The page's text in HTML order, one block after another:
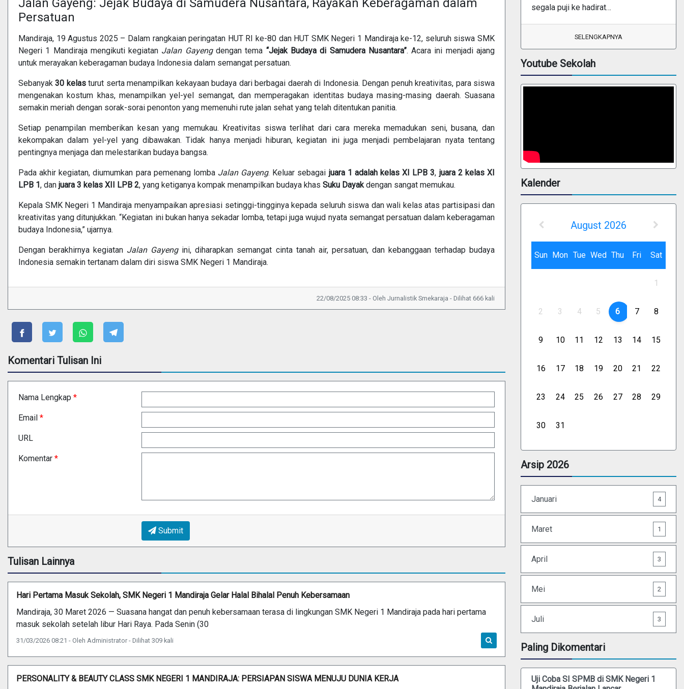
Jalan Gayeng: Jejak Budaya di Samudera Nusantara, Rayakan Keberagaman dalam
Persatuan
Mandiraja, 19 Agustus 2025 – Dalam rangkaian peringatan HUT RI ke-80 dan HUT SMK Negeri 1 Mandiraja ke-12, seluruh siswa SMK
Negeri 1 Mandiraja mengikuti kegiatan Jalan Gayengdengan tema “Jejak Budaya di Samudera Nusantara”. Acara ini menjadi ajang
untuk merayakan keberagaman budaya Indonesia dalam semangat persatuan.
Sebanyak30 kelasturut serta menampilkan kekayaan budaya dari berbagai daerah di Indonesia. Dengan penuh kreativitas, para siswa
mengenakan kostum khas, menampilkan yel-yel semangat, dan memperagakan identitas budaya masing-masing daerah. Suasana
semakin meriah dengan sorak-sorai penonton yang memenuhi rute jalan sehat yang telah ditentukan panitia.
Setiap penampilan memberikan kesan yang memukau. Kreativitas siswa terlihat dari cara mereka memadukan seni, busana, dan
kekompakan dalam yel-yel yang dibawakan. Tidak hanya menjadi hiburan, kegiatan ini juga menjadi pembelajaran nyata tentang
pentingnya menjaga dan melestarikan budaya bangsa.
Pada akhir kegiatan, diumumkan para pemenang lomba Jalan Gayeng. Keluar sebagai juara 1 adalah kelas XI LPB 3, juara 2 kelas XI
LPB 1, dan juara 3 kelas XII LPB 2, yang ketiganya kompak menampilkan budaya khas Suku Dayakdengan sangat memukau.
Kepala SMK Negeri 1 Mandiraja menyampaikan apresiasi setinggi-tingginya kepada seluruh siswa dan wali kelas atas partisipasi dan
kreativitas yang ditunjukkan. “Kegiatan ini bukan hanya sekadar lomba, tetapi juga wujud nyata semangat persatuan dalam keberagaman
budaya Indonesia,” ujarnya.
Dengan berakhirnya kegiatan Jalan Gayengini, diharapkan semangat cinta tanah air, persatuan, dan kebanggaan terhadap budaya
Indonesia semakin tertanam dalam diri siswa SMK Negeri 1 Mandiraja.
22/08/2025 08:33 - Oleh Jurnalistik Smekaraja - Dilihat 666 kali
Komentari Tulisan Ini
Nama Lengkap *
Email *
URL
Komentar *
Submit
Tulisan Lainnya
Hari Pertama Masuk Sekolah, SMK Negeri 1 Mandiraja Gelar Halal Bihalal Penuh Kebersamaan
Mandiraja, 30 Maret 2026 — Suasana hangat dan penuh kebersamaan terasa di lingkungan SMK Negeri 1 Mandiraja pada hari pertama
masuk sekolah setelah libur Hari Raya. Pada Senin (30
31/03/2026 08:21 - Oleh Administrator - Dilihat 309 kali
PERSONALITY & BEAUTY CLASS SMK NEGERI 1 MANDIRAJA: PERSIAPAN SISWA MENUJU DUNIA KERJA
segala puji ke hadirat…
SELENGKAPNYA
Youtube Sekolah
Kalender
August 2026
Sun Mon Tue Wed Thu Fri Sat
1
2 3 4 5 6 7 8
9 10 11 12 13 14 15
16 17 18 19 20 21 22
23 24 25 26 27 28 29
30 31
Arsip 2026
Januari 4
Maret 1
April 3
Mei 2
Juli 3
Paling Dikomentari
Uji Coba SI SPMB di SMK Negeri 1